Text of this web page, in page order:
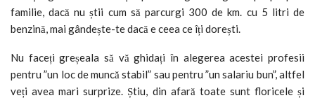
familie, dacă nu știi cum să parcurgi 300 de km. cu 5 litri de
benzină, mai gândește-te dacă e ceea ce îți dorești.
Nu faceți greșeala să vă ghidați în alegerea acestei profesii
pentru ”un loc de muncă stabil” sau pentru ”un salariu bun”, altfel
veți avea mari surprize. Știu, din afară toate sunt floricele și